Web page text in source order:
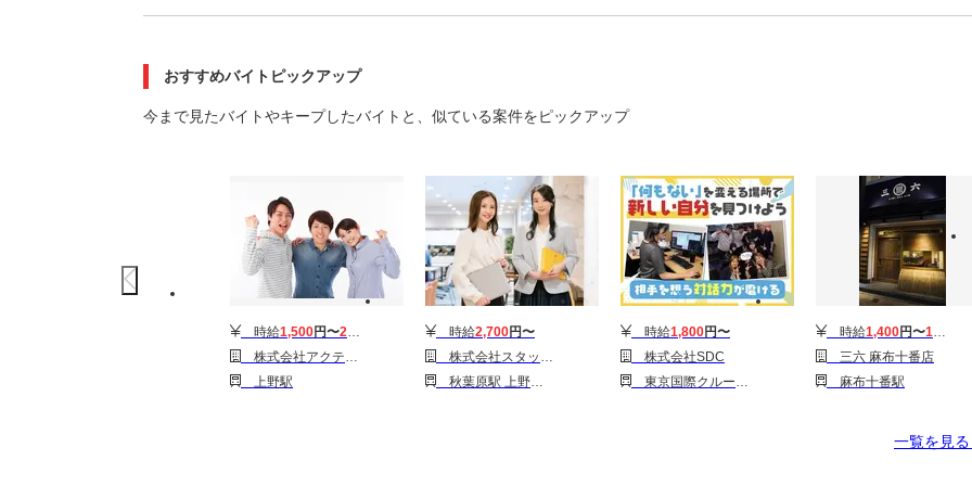
おすすめバイトピックアップ
今まで見たバイトやキープしたバイトと、似ている案件をピックアップ
時給1,500円〜2,100
株式会社アクティブ
上野駅
時給2,700円〜
株式会社スタッフサービス/794621
秋葉原駅 上野駅 浅草(東武・都営・メトロ)駅
時給1,800円〜
株式会社SDC
東京国際クルーズターミナル駅
時給1,400円〜1,500
三六 麻布十番店
麻布十番駅
一覧を見る